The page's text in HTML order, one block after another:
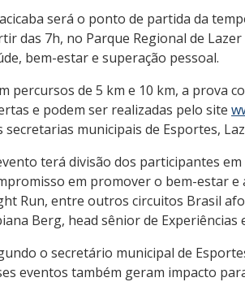
será o ponto de partida da
das 7h, no Parque Regional de
bem-estar e superação pessoal.
percursos de 5 km e 10 km, a prova
e podem ser realizadas pelo site
secretarias municipais de Esportes,
terá divisão dos participantes
em promover o bem-estar e
Run, entre outros circuitos Brasil
Berg, head sênior de Experiências
o secretário municipal de
eventos também geram impacto